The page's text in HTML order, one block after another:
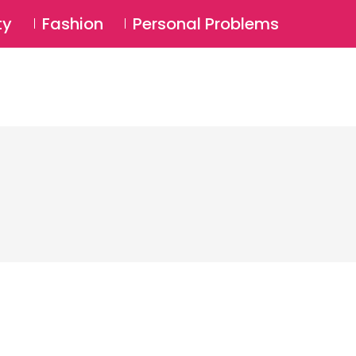
Login ⚲
Fashion Personal Problems